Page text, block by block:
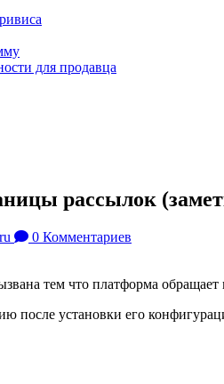
для продавца
рассылок
0 Комментариев
тем что платформа
установки его